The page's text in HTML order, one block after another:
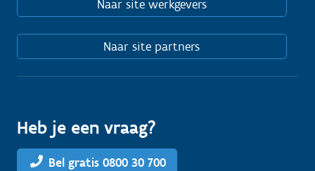
Naar site werkgevers
Naar site partners
Heb je een vraag?
Bel gratis 0800 30 700